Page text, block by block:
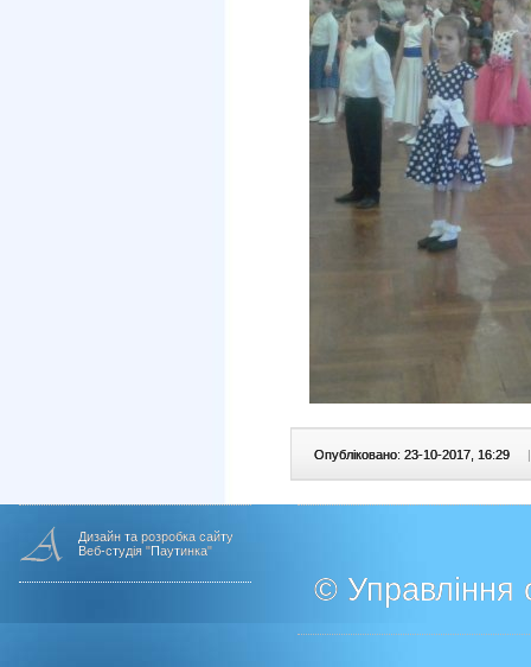
Опубліковано: 23-10-2017, 16:29 |
Дизайн та розробка сайту
Веб-студія "Паутинка"
© Управління